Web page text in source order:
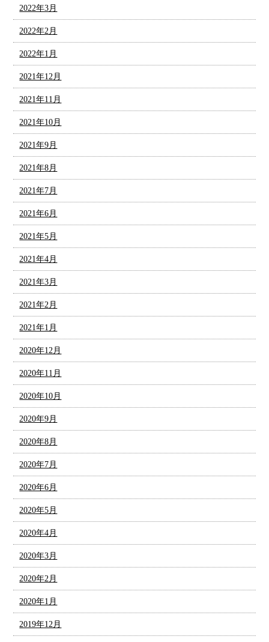
2022年3月
2022年2月
2022年1月
2021年12月
2021年11月
2021年10月
2021年9月
2021年8月
2021年7月
2021年6月
2021年5月
2021年4月
2021年3月
2021年2月
2021年1月
2020年12月
2020年11月
2020年10月
2020年9月
2020年8月
2020年7月
2020年6月
2020年5月
2020年4月
2020年3月
2020年2月
2020年1月
2019年12月